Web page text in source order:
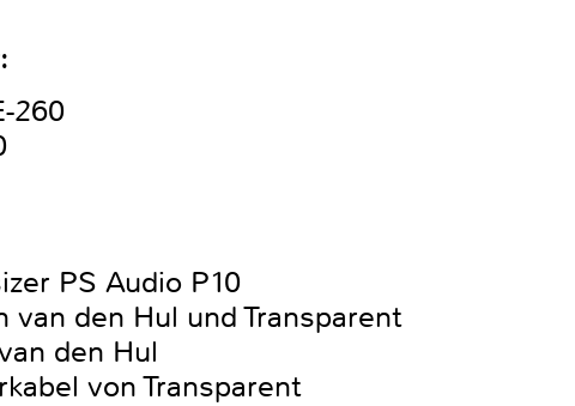
260
PS Audio P10
van den Hul und Transparent
den Hul
von Transparent